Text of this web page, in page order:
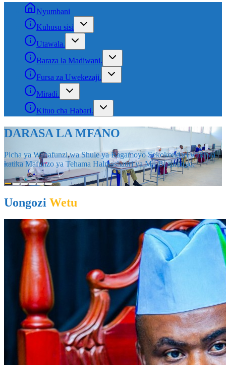
Nyumbani
Kuhusu sisi
Utawala.
Baraza la Madiwani.
Fursa za Uwekezaji.
Miradi.
Kituo cha Habari.
SOKO LA SAMAKI BAGAMOYO
Muonekano wa Soko la Kisasa la Samaki Halmashauri ya Mji
Bagamoyo.
Uongozi Wetu